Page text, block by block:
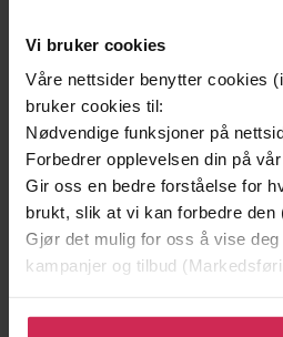
Vi bruker cookies
Våre nettsider benytter cookies
bruker cookies til:
Nødvendige funksjoner på
Forbedrer opplevelsen din på
Gir oss en bedre forståelse for
brukt, slik at vi kan forbedre den
Gjør det mulig for oss å vise
kampanjer og tilbud
Klikk på «Godta alle» for å gi
199,-
Minnesota
Jo Nesbø
EBOK